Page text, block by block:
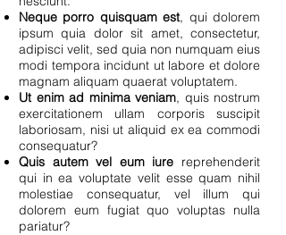
Neque porro quisquam est, qui dolorem
ipsum quia dolor sit amet, consectetur,
adipisci velit, sed quia non numquam eius
modi tempora incidunt ut labore et dolore
magnam aliquam quaerat voluptatem.
Ut enim ad minima veniam, quis nostrum
exercitationem ullam corporis suscipit
laboriosam, nisi ut aliquid ex ea commodi
consequatur?
Quis autem vel eum iure reprehenderit
qui in ea voluptate velit esse quam nihil
molestiae consequatur, vel illum qui
dolorem eum fugiat quo voluptas nulla
pariatur?